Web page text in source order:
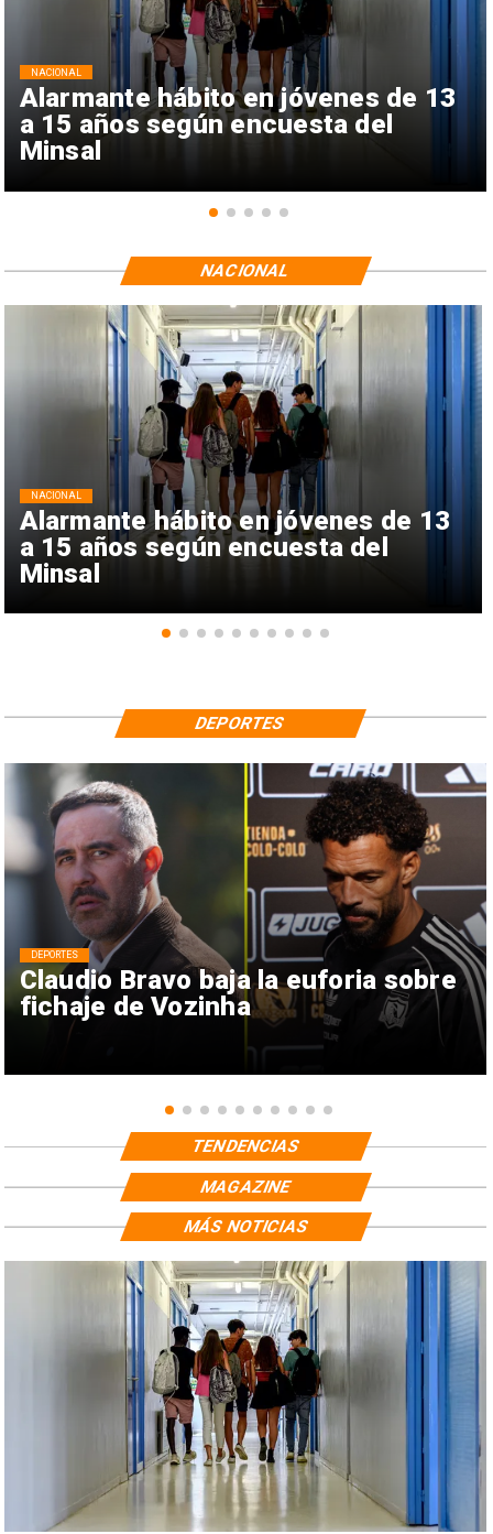
Alarmante hábito en jóvenes de 13
a 15 años según encuesta del
Minsal
NACIONAL
Alarmante hábito en jóvenes de 13
a 15 años según encuesta del
Minsal
NACIONAL
NACIONAL
Claudio Bravo baja la euforia sobre
fichaje de Vozinha
DEPORTES
DEPORTES
TENDENCIAS
MAGAZINE
MÁS NOTICIAS